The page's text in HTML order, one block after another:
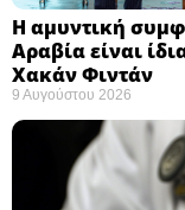
Η αμυντική
Αραβία είναι
Χακάν Φιντάν ​
9 Αυγούστου 2026